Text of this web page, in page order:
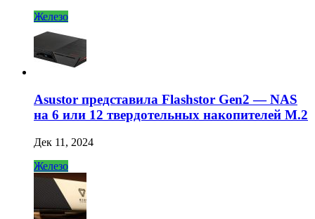
Железо
Asustor представила Flashstor Gen2 — NAS
на 6 или 12 твердотельных накопителей M.2
Дек 11, 2024
Железо